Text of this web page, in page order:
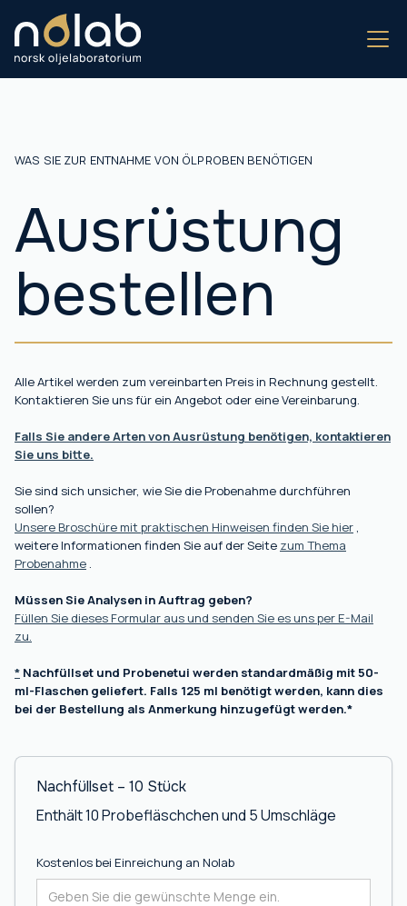
WAS SIE ZUR ENTNAHME VON ÖLPROBEN BENÖTIGEN
Ausrüstung
bestellen
Alle Artikel werden zum vereinbarten Preis in Rechnung gestellt.
Kontaktieren Sie uns für ein Angebot oder eine Vereinbarung.
Falls Sie andere Arten von Ausrüstung benötigen, kontaktieren
Sie uns bitte.
Sie sind sich unsicher, wie Sie die Probenahme durchführen
sollen?
Unsere Broschüre mit praktischen Hinweisen finden Sie hier,
weitere Informationen finden Sie auf der Seite zum Thema
Probenahme.
Müssen Sie Analysen in Auftrag geben?
Füllen Sie dieses Formular aus und senden Sie es uns per E-Mail
zu.
* Nachfüllset und Probenetui werden standardmäßig mit 50-
ml-Flaschen geliefert. Falls 125 ml benötigt werden, kann dies
bei der Bestellung als Anmerkung hinzugefügt werden.*
Nachfüllset – 10 Stück
Enthält 10 Probefläschchen und 5 Umschläge
Kostenlos bei Einreichung an Nolab